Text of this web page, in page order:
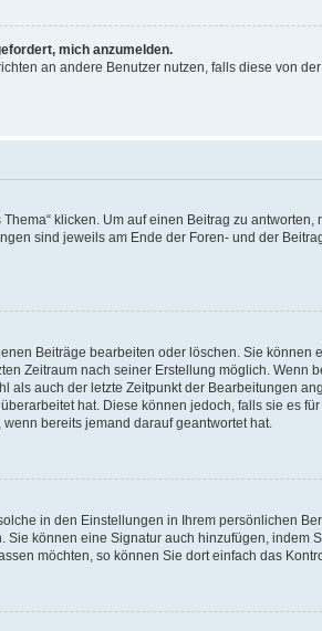
mich anzumelden.
an andere Benutzer nutzen, falls diese von
klicken. Um auf einen Beitrag zu
sind jeweils am Ende der Foren- und der
Beiträge bearbeiten oder löschen. Sie können
Zeitraum nach seiner Erstellung möglich. Wenn
auch der letzte Zeitpunkt der Bearbeitungen
hat. Diese können jedoch, falls sie es
bereits jemand darauf geantwortet hat.
in den Einstellungen in Ihrem persönlichen
können eine Signatur auch hinzufügen,
möchten, so können Sie dort einfach das